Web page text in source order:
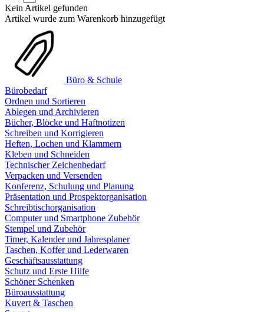
Kein Artikel gefunden
Artikel wurde zum Warenkorb hinzugefügt
Büro & Schule
Bürobedarf
Ordnen und Sortieren
Ablegen und Archivieren
Bücher, Blöcke und Haftnotizen
Schreiben und Korrigieren
Heften, Lochen und Klammern
Kleben und Schneiden
Technischer Zeichenbedarf
Verpacken und Versenden
Konferenz, Schulung und Planung
Präsentation und Prospektorganisation
Schreibtischorganisation
Computer und Smartphone Zubehör
Stempel und Zubehör
Timer, Kalender und Jahresplaner
Taschen, Koffer und Lederwaren
Geschäftsausstattung
Schutz und Erste Hilfe
Schöner Schenken
Büroausstattung
Kuvert & Taschen